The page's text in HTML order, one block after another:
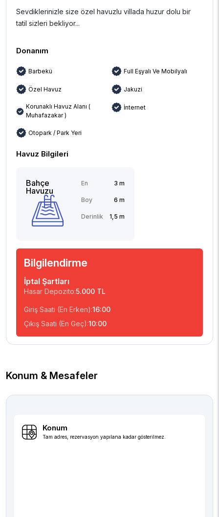
Sevdiklerinizle size özel havuzlu villada huzur dolu bir
tatil sizleri bekliyor...
Donanım
Barbekü Full Eşyalı Ve Mobilyalı
Özel Havuz Jakuzi
Korunaklı Havuz Alanı (
Muhafazakar )
İnternet
Otopark / Park Yeri
Havuz Bilgileri
Bahçe
Havuzu
En 3 m
Boy 6 m
Derinlik 1,5 m
Bilgilendirme
İptal Şartları
Hasar Depozito:5.000 TL
Giriş Saati (En Erken):16:00
Çıkış Saati (En Geç):10:00
Konum & Mesafeler
Konum
Tam adres, rezervasyon yapılana kadar gösterilmez.